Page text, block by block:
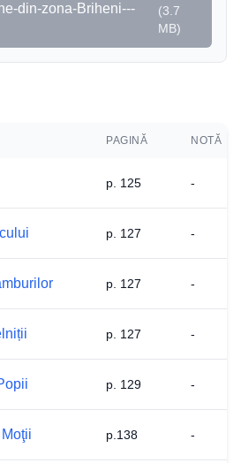
din-zona-Briheni---
(3.7
MB)
PAGINĂ NOTĂ
p. 125 -
p. 127 -
p. 127 -
p. 127 -
p. 129 -
p.138 -